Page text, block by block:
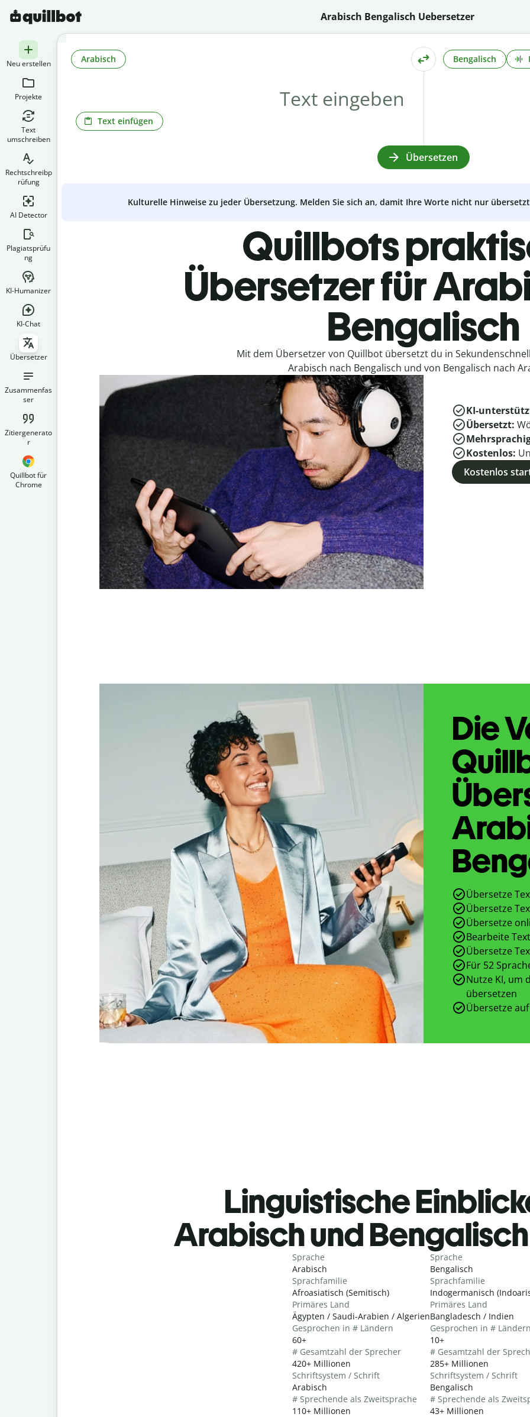
Arabisch Bengalisch Uebersetzer
Neu erstellen
Projekte
Text
umschreiben
Rechtschreibp
rüfung
AI Detector
Plagiatsprüfu
ng
KI-Humanizer
KI-Chat
Übersetzer
Zusammenfas
ser
Zitiergenerato
r
Quillbot für
Chrome
Text einfügen
Arabisch Bengalisch
Übersetzen
Kulturelle Hinweise zu jeder Übersetzung. Melden Sie sich an, damit Ihre Worte nicht nur
Quillbots
Übersetzer für
Bengalisch
Mit dem Übersetzer von Quillbot übersetzt du in
Arabisch nach Bengalisch und von Bengalisch nach
KI-
Übersetzt:
Kostenlos:
Kostenlos
Die
Übersetze
Übersetze
Übersetze
Bearbeite
Übersetze
Für 52
Nutze KI, um
übersetzen
Übersetze
Linguistische
Arabisch und
Sprache
Arabisch
Sprachfamilie
Afroasiatisch (Semitisch)
Primäres Land
Ägypten / Saudi-Arabien / Algerien
Gesprochen in # Ländern
60+
# Gesamtzahl der Sprecher
420+ Millionen
Schriftsystem / Schrift
Arabisch
# Sprechende als Zweitsprache
110+ Millionen
Sprache
Bengalisch
Sprachfamilie
Indogermanisch
Primäres Land
Bangladesch / Indien
Gesprochen in # Ländern
10+
# Gesamtzahl der
285+ Millionen
Schriftsystem / Schrift
Bengalisch
# Sprechende als
43+ Millionen